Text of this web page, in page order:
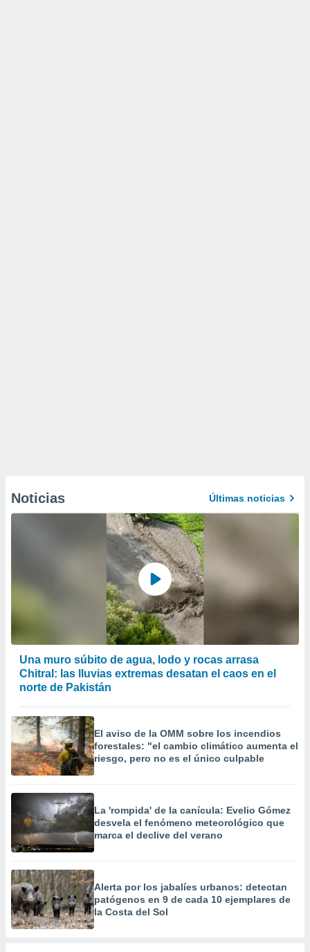
Noticias Últimas noticias
Una muro súbito de agua, lodo y rocas arrasa
Chitral: las lluvias extremas desatan el caos en el
norte de Pakistán
El aviso de la OMM sobre los incendios
forestales: "el cambio climático aumenta el
riesgo, pero no es el único culpable
La 'rompida' de la canícula: Evelio Gómez
desvela el fenómeno meteorológico que
marca el declive del verano
Alerta por los jabalíes urbanos: detectan
patógenos en 9 de cada 10 ejemplares de
la Costa del Sol